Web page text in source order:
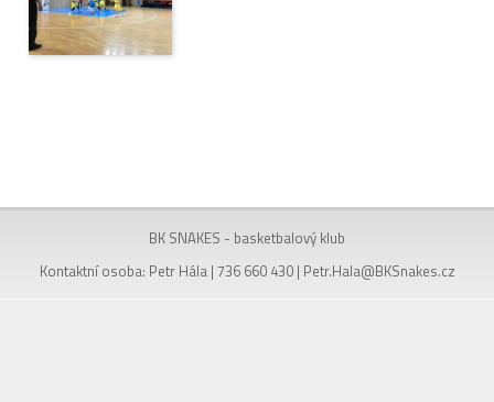
BK SNAKES - basketbalový klub
Kontaktní osoba: Petr Hála | 736 660 430 | Petr.Hala@BKSnakes.cz